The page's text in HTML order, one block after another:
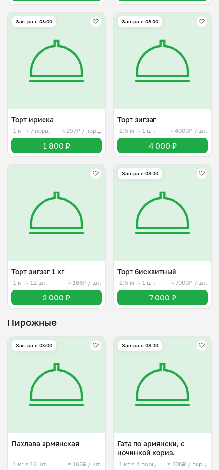
Завтра c 08:00
Торт ириска
1 кг ≈ 7 порц. ≈ 257₽ / порц.
1 800 ₽
Завтра c 08:00
Торт зигзаг
2.5 кг ≈ 1 шт. ≈ 4000₽ / шт.
4 000 ₽
Торт зигзаг 1 кг
1 кг ≈ 12 шт. ≈ 166₽ / шт.
2 000 ₽
Завтра c 08:00
Торт бисквитный
2.5 кг ≈ 1 шт. ≈ 7000₽ / шт.
7 000 ₽
Пирожные
Завтра c 08:00
Пахлава армянская
1 кг ≈ 16 шт. ≈ 162₽ / шт.
Завтра c 08:00
Гата по армянски, с
ночинкой хориз.
1 кг ≈ 4 порц. ≈ 300₽ / порц.